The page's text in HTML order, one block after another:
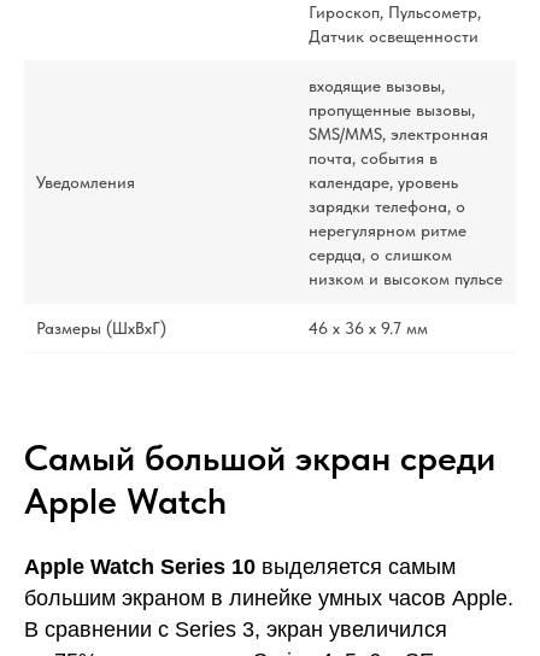
Гироскоп, Пульсометр,
Датчик освещенности
Уведомления
входящие вызовы,
пропущенные вызовы,
SMS/MMS, электронная
почта, события в
календаре, уровень
зарядки телефона, о
нерегулярном ритме
сердца, о слишком
низком и высоком пульсе
Размеры (ШxВxГ) 46 x 36 x 9.7 мм
Самый большой экран среди
Apple Watch
Apple Watch Series 10 выделяется самым
большим экраном в линейке умных часов Apple.
В сравнении с Series 3, экран увеличился